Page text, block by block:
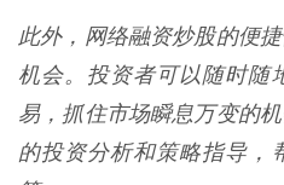
此外，网络融资炒股的便
机会。投资者可以随时随
易，抓住市场瞬息万变的
的投资分析和策略指导，